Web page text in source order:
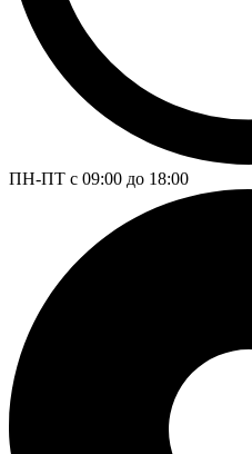
ПН-ПТ с 09:00 до 18:00